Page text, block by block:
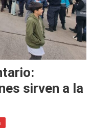
sirven a la